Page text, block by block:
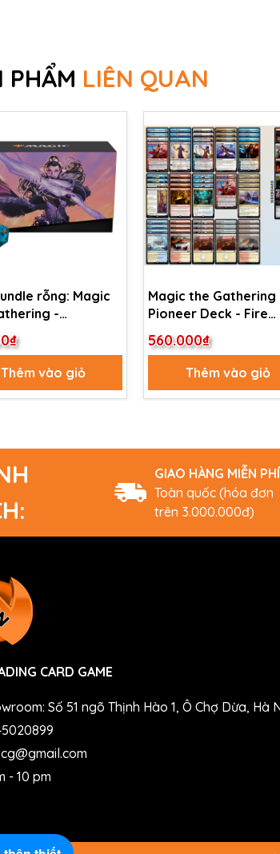
PHẨM LIÊN QUAN
rỗng: Magic
-
United
Thêm vào giỏ
Magic the Gathering
Pioneer Deck - Fire
Superfriends
560.000₫
Thêm vào giỏ
GIAO HÀNG MIỄN PHÍ
Toàn quốc (hóa đơn
trên 3.000.000đ)
CARD GAME
Số 51 ngõ Thịnh Hào 1, Ô Chợ Dừa, Hà
- 10 pm